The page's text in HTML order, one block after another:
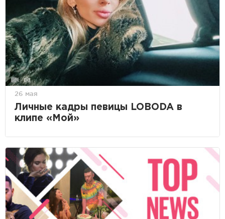
26 мая
Личные кадры певицы LOBODA в
клипе «Мой»